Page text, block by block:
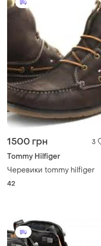
1500 грн 3
Tommy Hilfiger
Черевики tommy hilfiger
42